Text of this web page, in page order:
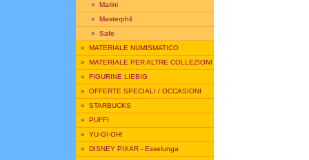
» Marini
» Masterphil
» Safe
» MATERIALE NUMISMATICO
» MATERIALE PER ALTRE COLLEZIONI
» FIGURINE LIEBIG
» OFFERTE SPECIALI / OCCASIONI
» STARBUCKS
» PUFFI
» YU-GI-OH!
» DISNEY PIXAR - Esselunga